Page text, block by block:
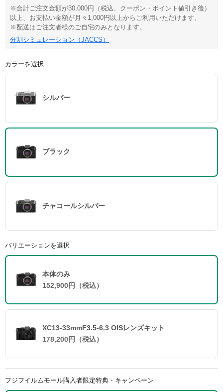
※合計ご注文金額が30,000円（税込、クーポン・ポイント値引き後）
以上、お支払い金額が月々1,000円以上からご利用いただけます。
※配送はご注文者様のご自宅のみとなります。
分割シミュレーション（JACCS）
カラーを選択
シルバー
ブラック
チャコールシルバー
バリエーションを選択
本体のみ
152,900円（税込）
XC13-33mmF3.5-6.3 OISレンズキット
178,200円（税込）
フジフイルムモール購入者限定特典・キャンペーン